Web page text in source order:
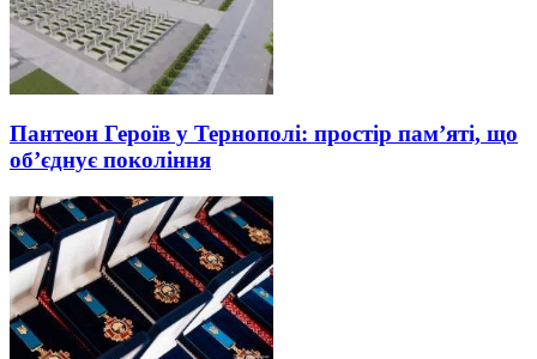
Пантеон Героїв у Тернополі: простір пам’яті, що
об’єднує покоління